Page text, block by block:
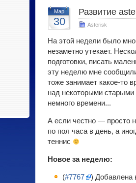
Мар
30
Развитие
Asterisk
На этой недели было
незаметно утекает.
подготовки, писать
эту неделю мне
тоже занимает какое-то
над некоторыми старыми
немного времени...
А если честно — просто
по пол часа в день, а
теннис
Новое за неделю:
(#7767
) Добавлена